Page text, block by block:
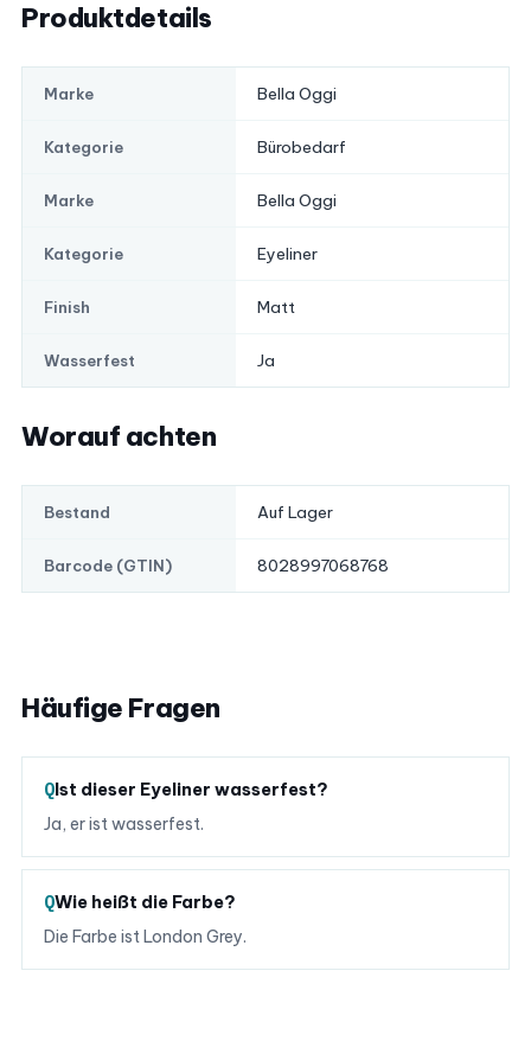
Produktdetails
Marke Bella Oggi
Kategorie Bürobedarf
Marke Bella Oggi
Kategorie Eyeliner
Finish Matt
Wasserfest Ja
Worauf achten
Bestand Auf Lager
Barcode (GTIN) 8028997068768
Häufige Fragen
Ist dieser Eyeliner wasserfest?
Ja, er ist wasserfest.
Wie heißt die Farbe?
Die Farbe ist London Grey.